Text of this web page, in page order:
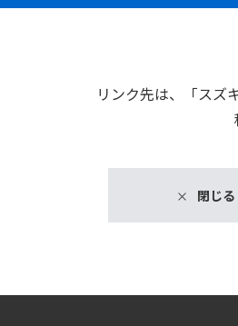
リンク先は、「スズ
閉じる